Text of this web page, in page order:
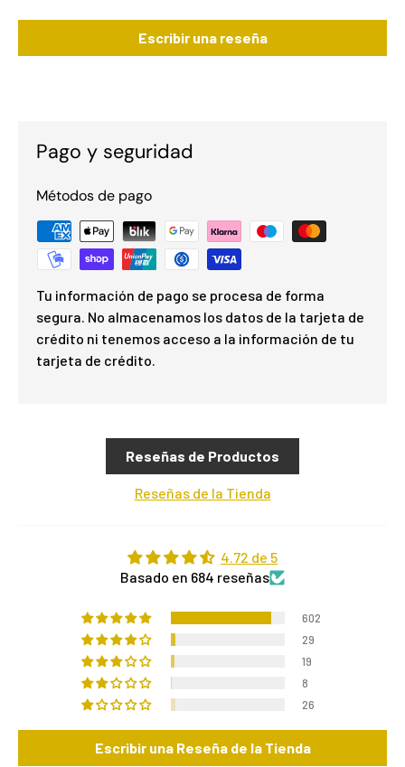
Escribir una reseña
Pago y seguridad
Métodos de pago
Tu información de pago se procesa de forma
segura. No almacenamos los datos de la tarjeta de
crédito ni tenemos acceso a la información de tu
tarjeta de crédito.
Reseñas de Productos
Reseñas de la Tienda
4.72 de 5
Basado en 684 reseñas
602
29
19
8
26
Escribir una Reseña de la Tienda